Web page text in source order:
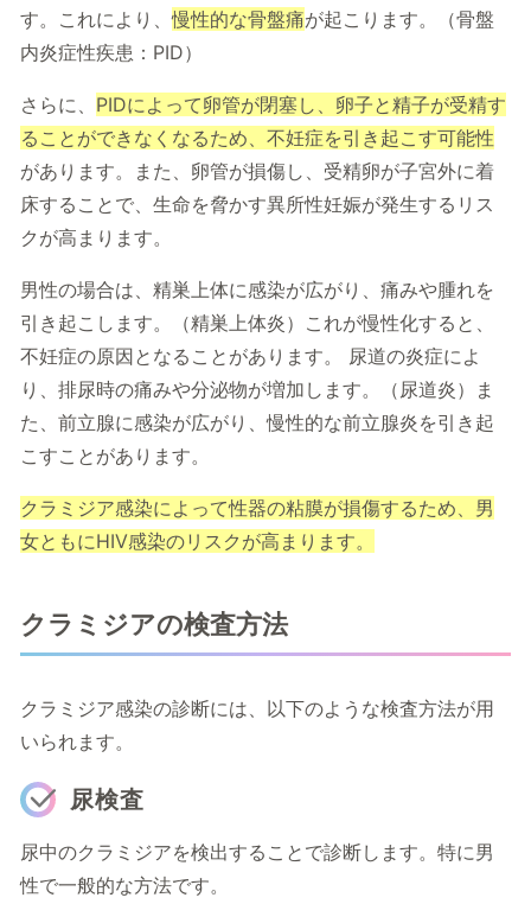
す。これにより、慢性的な骨盤痛が起こります。（骨盤
内炎症性疾患：PID）
さらに、 PIDによって卵管が閉塞し、卵子と精子が受精す
ることができなくなるため、不妊症を引き起こす可能性
があります。また、卵管が損傷し、受精卵が子宮外に着
床することで、生命を脅かす異所性妊娠が発生するリス
クが高まります。
男性の場合は、精巣上体に感染が広がり、痛みや腫れを
引き起こします。（精巣上体炎）これが慢性化すると、
不妊症の原因となることがあります。 尿道の炎症によ
り、排尿時の痛みや分泌物が増加します。（尿道炎）ま
た、前立腺に感染が広がり、慢性的な前立腺炎を引き起
こすことがあります。
クラミジア感染によって性器の粘膜が損傷するため、男
女ともにHIV感染のリスクが高まります。
クラミジアの検査方法
クラミジア感染の診断には、以下のような検査方法が用
いられます。
尿検査
尿中のクラミジアを検出することで診断します。特に男
性で一般的な方法です。